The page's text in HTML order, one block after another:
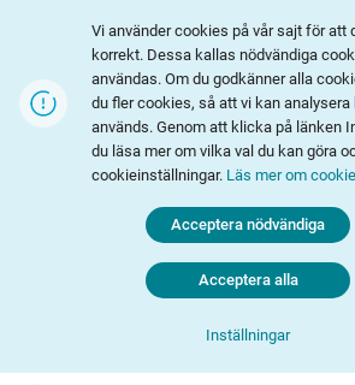
Vi använder cookies på vår sajt för att
korrekt. Dessa kallas nödvändiga
användas. Om du godkänner alla
du fler cookies, så att vi kan analysera
används. Genom att klicka på länken
du läsa mer om vilka val du kan göra
cookieinställningar. Läs mer om
Inställningar
Acceptera nödvändiga
Acceptera alla